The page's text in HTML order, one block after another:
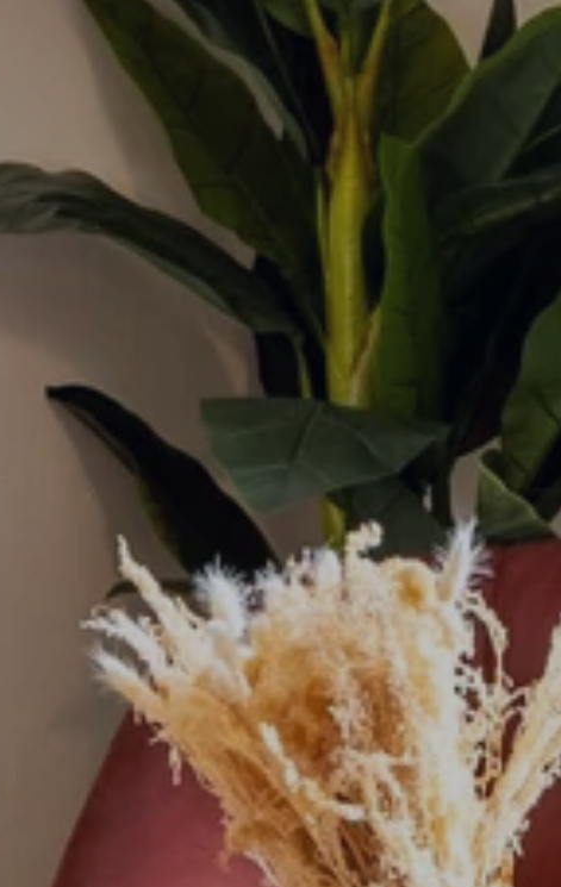
Bienvenue
David & Marie